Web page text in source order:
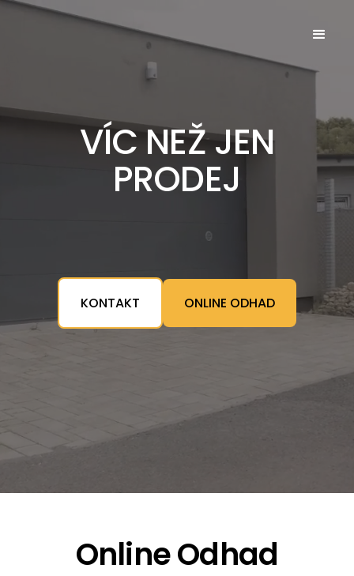
VÍC NEŽ JEN
PRODEJ
KONTAKT ONLINE ODHAD
Online Odhad